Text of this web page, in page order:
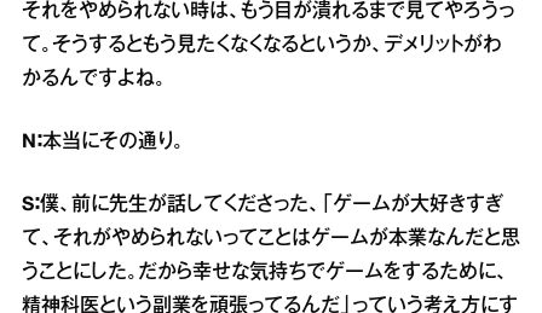
それをやめられない時は、もう目が潰れるまで見てやろうっ
て。そうするともう見たくなくなるというか、デメリットがわ
かるんですよね。
N：本当にその通り。
S：僕、前に先生が話してくださった、「ゲームが大好きすぎ
て、それがやめられないってことはゲームが本業なんだと思
うことにした。だから幸せな気持ちでゲームをするために、
精神科医という副業を頑張ってるんだ」っていう考え方にす